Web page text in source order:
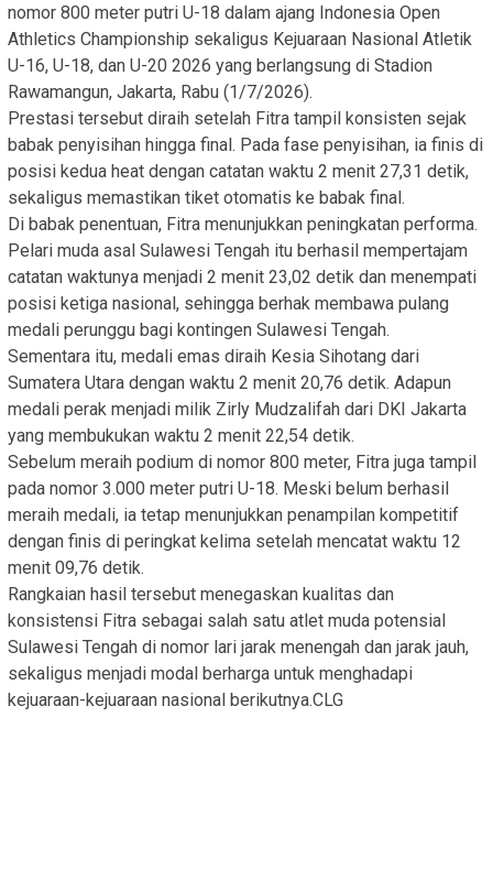
nomor 800 meter putri U-18 dalam ajang Indonesia Open
Athletics Championship sekaligus Kejuaraan Nasional Atletik
U-16, U-18, dan U-20 2026 yang berlangsung di Stadion
Rawamangun, Jakarta, Rabu (1/7/2026).
Prestasi tersebut diraih setelah Fitra tampil konsisten sejak
babak penyisihan hingga final. Pada fase penyisihan, ia finis di
posisi kedua heat dengan catatan waktu 2 menit 27,31 detik,
sekaligus memastikan tiket otomatis ke babak final.
Di babak penentuan, Fitra menunjukkan peningkatan performa.
Pelari muda asal Sulawesi Tengah itu berhasil mempertajam
catatan waktunya menjadi 2 menit 23,02 detik dan menempati
posisi ketiga nasional, sehingga berhak membawa pulang
medali perunggu bagi kontingen Sulawesi Tengah.
Sementara itu, medali emas diraih Kesia Sihotang dari
Sumatera Utara dengan waktu 2 menit 20,76 detik. Adapun
medali perak menjadi milik Zirly Mudzalifah dari DKI Jakarta
yang membukukan waktu 2 menit 22,54 detik.
Sebelum meraih podium di nomor 800 meter, Fitra juga tampil
pada nomor 3.000 meter putri U-18. Meski belum berhasil
meraih medali, ia tetap menunjukkan penampilan kompetitif
dengan finis di peringkat kelima setelah mencatat waktu 12
menit 09,76 detik.
Rangkaian hasil tersebut menegaskan kualitas dan
konsistensi Fitra sebagai salah satu atlet muda potensial
Sulawesi Tengah di nomor lari jarak menengah dan jarak jauh,
sekaligus menjadi modal berharga untuk menghadapi
kejuaraan-kejuaraan nasional berikutnya.CLG